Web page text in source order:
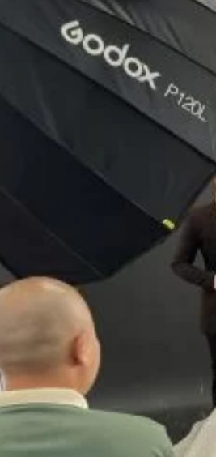
Engine Optimization (SEO)
Fanpage
Marketing Đa Kênh
Đa Kênh
– Illustrator
Online Ngành F&B
Online Ngành Chăm Sóc Sắc Đẹp
Đề Digital Marketing
Đa Phương Tiện
Thương Mại
Phim Kỹ Thuật Số
Video Cơ Bản Với Capcut
Cơ Bản Với Adobe Premiere Pro
Xoa Bóp Ấn Huyệt Trị Liệu
Cao Tuổi
Spa và Salon
và Nhượng Quyền Spa, Salon
Trị Da